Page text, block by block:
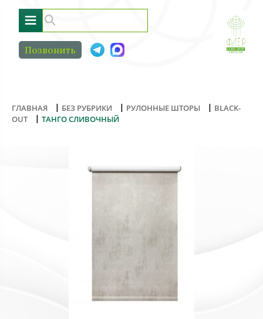
≡
Позвонить
ГЛАВНАЯ | БЕЗ РУБРИКИ | РУЛОННЫЕ ШТОРЫ | BLACK-
OUT
| ТАНГО СЛИВОЧНЫЙ